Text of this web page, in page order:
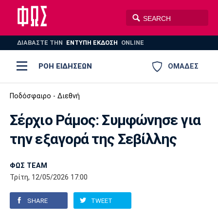
ΔΙΑΒΑΣΤΕ THN ΕΝΤΥΠΗ ΕΚΔΟΣΗ ONLINE
ΟΜΑΔΕΣ
ΡΟΗ ΕΙΔΗΣΕΩΝ
ΠΟΔΟΣΦΑΙΡΟ
ΒΟΛΕΪ ΠΟΛΟ
AUTO-MOTO
Ποδόσφαιρο
Super League 1
Super League 2
Γ Εθνική
Ελλάδα
Μπάσκετ
Ελλάδα
Εθνική
EuroLeague
Ολυμπιακοί Αγώνες
Βόλεϊ
Πόλο
Ολυμπιακός ΑΕΚ ΠΑΟΚ
Παναθηναϊκός Ατρόμητος
Ποδόσφαιρο - Διεθνή
Σέρχιο Ράμος: Συμφώνησε για
την εξαγορά της Σεβίλλης
ΦΩΣ TEAM
Τρίτη, 12/05/2026 17:00
SHARE TWEET